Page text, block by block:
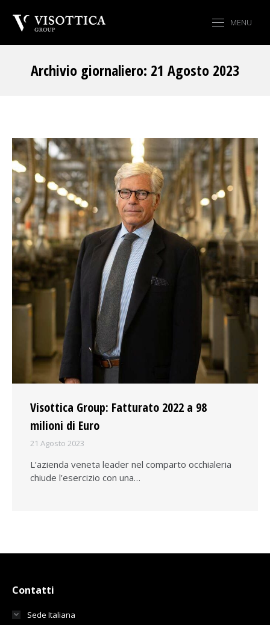
MENU
Archivio giornaliero: 21 Agosto 2023
Visottica Group: Fatturato 2022 a 98
milioni di Euro
21 Agosto 2023
L’azienda veneta leader nel comparto occhialeria
chiude l’esercizio con una…
Contatti
Sede Italiana